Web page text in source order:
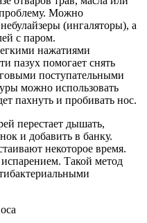
Можно
(ингаляторы), а
с паром.
нажатиями
пазух помогает снять
поступательными
можно использовать
пахнуть и пробивать нос.
перестает дышать,
и добавить в банку.
некоторое время.
Такой метод